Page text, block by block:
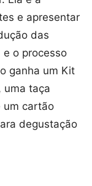
e apresentar
das
o processo
ganha um Kit
uma taça
um cartão
degustação